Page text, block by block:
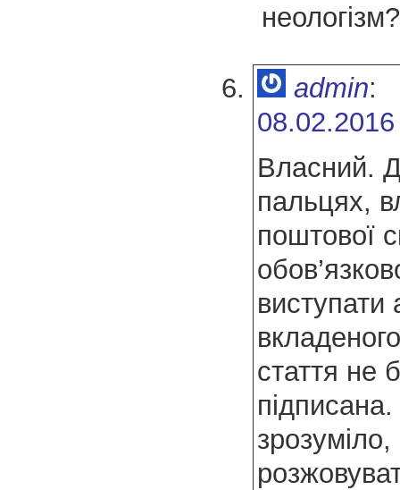
неологізм?
admin:
Власний.
пальцях,
поштової
виступати
стаття не
зрозуміло,